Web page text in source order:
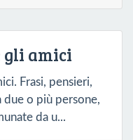
gli amici
Frasi, pensieri,
due o più persone,
da u...